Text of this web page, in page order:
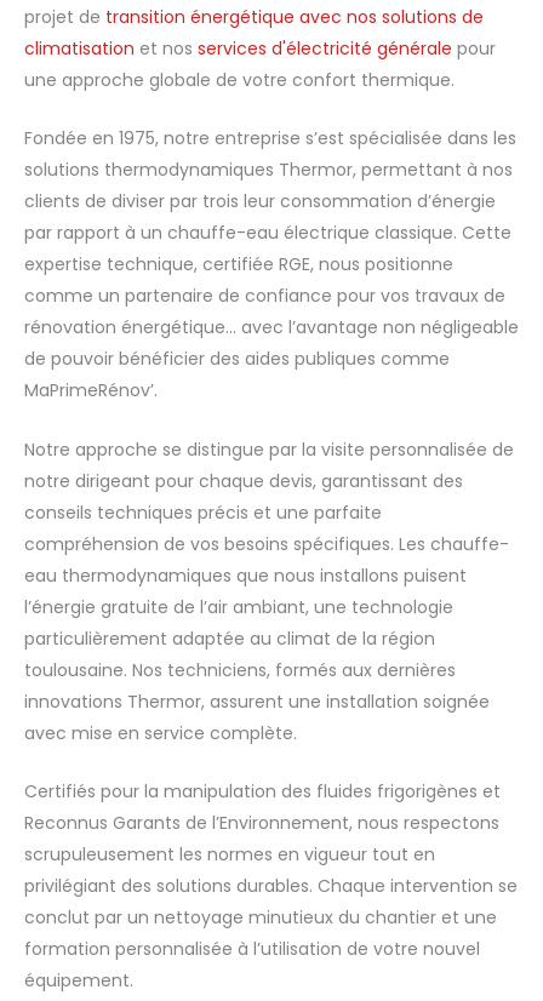
projet de transition énergétique avec nos solutions de
climatisation et nos services d'électricité générale pour
une approche globale de votre confort thermique.
Fondée en 1975, notre entreprise s’est spécialisée dans les
solutions thermodynamiques Thermor, permettant à nos
clients de diviser par trois leur consommation d’énergie
par rapport à un chauffe-eau électrique classique. Cette
expertise technique, certifiée RGE, nous positionne
comme un partenaire de confiance pour vos travaux de
rénovation énergétique… avec l’avantage non négligeable
de pouvoir bénéficier des aides publiques comme
MaPrimeRénov’.
Notre approche se distingue par la visite personnalisée de
notre dirigeant pour chaque devis, garantissant des
conseils techniques précis et une parfaite
compréhension de vos besoins spécifiques. Les chauffe-
eau thermodynamiques que nous installons puisent
l’énergie gratuite de l’air ambiant, une technologie
particulièrement adaptée au climat de la région
toulousaine. Nos techniciens, formés aux dernières
innovations Thermor, assurent une installation soignée
avec mise en service complète.
Certifiés pour la manipulation des fluides frigorigènes et
Reconnus Garants de l’Environnement, nous respectons
scrupuleusement les normes en vigueur tout en
privilégiant des solutions durables. Chaque intervention se
conclut par un nettoyage minutieux du chantier et une
formation personnalisée à l’utilisation de votre nouvel
équipement.